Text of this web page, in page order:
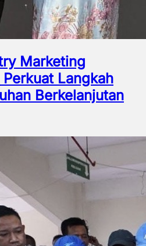
Marketing
Langkah
Berkelanjutan